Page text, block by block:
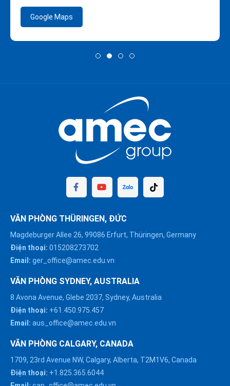
Google Maps
VĂN PHÒNG THÜRINGEN, ĐỨC
Magdeburger Allee 26, 99086 Erfurt, Thüringen, Germany
Điện thoại: 015208273702
Email: ger_office@amec.edu.vn
VĂN PHÒNG SYDNEY, AUSTRALIA
8 Avona Avenue, Glebe 2037, Sydney, Australia
Điện thoại: +61.450.975.457
Email: aus_office@amec.edu.vn
VĂN PHÒNG CALGARY, CANADA
1709, 23rd Avenue NW, Calgary, Alberta, T2M1V6, Canada
Điện thoại: +1.825.365.6044